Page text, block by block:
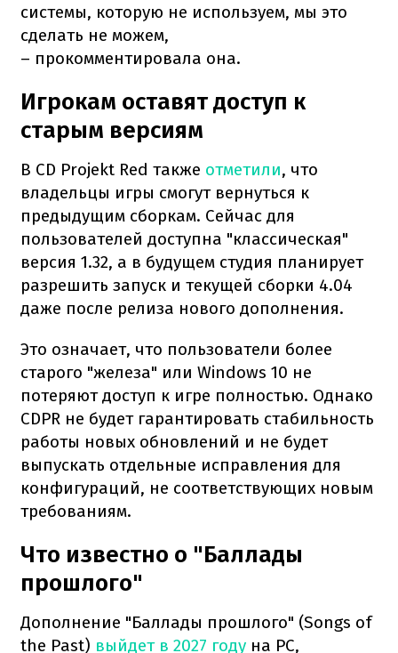
системы, которую не используем, мы это
сделать не можем,
– прокомментировала она.
Игрокам оставят доступ к
старым версиям
В CD Projekt Red также отметили, что
владельцы игры смогут вернуться к
предыдущим сборкам. Сейчас для
пользователей доступна "классическая"
версия 1.32, а в будущем студия планирует
разрешить запуск и текущей сборки 4.04
даже после релиза нового дополнения.
Это означает, что пользователи более
старого "железа" или Windows 10 не
потеряют доступ к игре полностью. Однако
CDPR не будет гарантировать стабильность
работы новых обновлений и не будет
выпускать отдельные исправления для
конфигураций, не соответствующих новым
требованиям.
Что известно о "Баллады
прошлого"
Дополнение "Баллады прошлого" (Songs of
the Past) выйдет в 2027 году на PC,